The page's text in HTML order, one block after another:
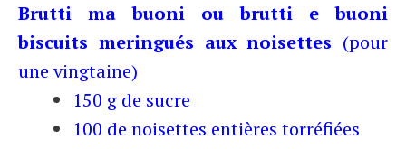
Brutti ma buoni ou brutti e buoni
biscuits meringués aux noisettes (pour
une vingtaine)
150 g de sucre
100 de noisettes entières torréfiées